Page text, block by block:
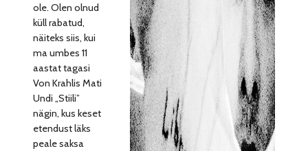
ole. Olen olnud
küll rabatud,
näiteks siis, kui
ma umbes 11
aastat tagasi
Von Krahlis Mati
Undi „Stiili”
nägin, kus keset
etendust läks
peale saksa